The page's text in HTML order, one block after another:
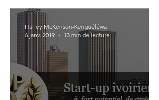
Harley McKenson-Kenguéléwa
6 janv. 2019
13 min de lecture